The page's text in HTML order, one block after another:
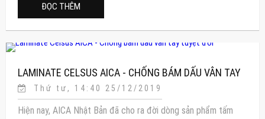
ĐỌC THÊM
LAMINATE CELSUS AICA - CHỐNG BÁM DẤU VÂN TAY
TUYỆT ĐỐI
Thứ tư, 14:40 25/12/2019
Hiện nay, AICA Nhật Bản đã cho ra đời dòng sản phẩm tấm